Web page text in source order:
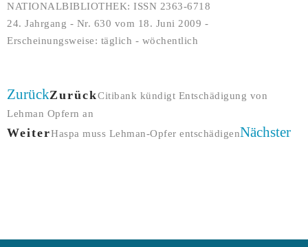
NATIONALBIBLIOTHEK: ISSN 2363-6718
24. Jahrgang - Nr. 630 vom 18. Juni 2009 -
Erscheinungsweise: täglich - wöchentlich
ZurückZurückCitibank kündigt Entschädigung von
Lehman Opfern an
WeiterHaspa muss Lehman-Opfer entschädigenNächster